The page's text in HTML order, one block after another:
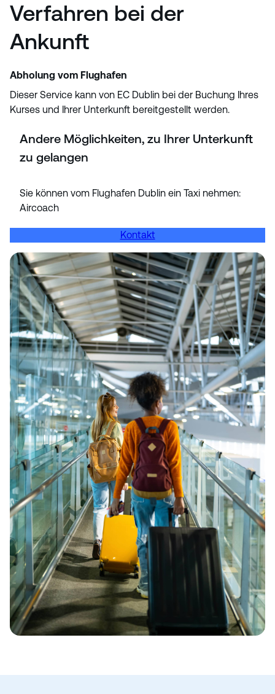
Verfahren bei der
Ankunft
Abholung vom Flughafen
Dieser Service kann von EC Dublin bei der Buchung Ihres
Kurses und Ihrer Unterkunft bereitgestellt werden.
Andere Möglichkeiten, zu Ihrer Unterkunft
zu gelangen
Sie können vom Flughafen Dublin ein Taxi nehmen:
Aircoach
Kontakt